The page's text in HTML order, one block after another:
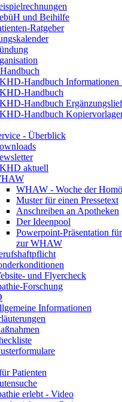
und Beihilfe
Ratgeber
Handbuch Informationen
Handbuch
Handbuch
Handbuch
- Überblick
aktuell
WHAW - Woche der
Muster für einen Pressetext
Anschreiben an Apotheken
Der Ideenpool
Powerpoint-Präsentation
zur WHAW
und Flyercheck
Forschung
Informationen
Patienten
erlebt - Video